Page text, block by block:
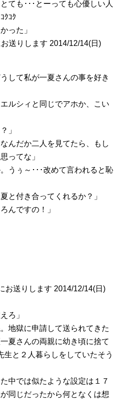
ても･･･とーっても心優しい人
ｸｺｸ
った」
送りします 2014/12/14(日)
して私が一夏さんの事を好き
ルシィと同じでアホか、こい
」
んだか二人を見てたら、もし
ってな」
うぅ～･･･改めて言われると恥
と付き合ってくれるか？」
んですの！」
お送りします 2014/12/14(日)
ろ」
地獄に申請して送られてきた
夏さんの両親に幼き頃に捨て
生と２人暮らしをしていたそう
中では似たような設定は１７
同じだったから何となくは想